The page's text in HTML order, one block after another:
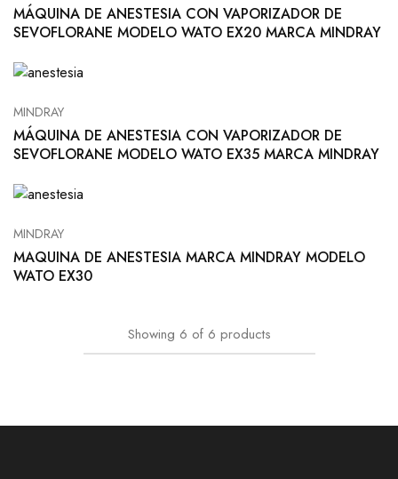
MÁQUINA DE ANESTESIA CON VAPORIZADOR DE
SEVOFLORANE MODELO WATO EX20 MARCA MINDRAY
MINDRAY
MÁQUINA DE ANESTESIA CON VAPORIZADOR DE
SEVOFLORANE MODELO WATO EX35 MARCA MINDRAY
MINDRAY
MAQUINA DE ANESTESIA MARCA MINDRAY MODELO
WATO EX30
Showing 6 of 6 products